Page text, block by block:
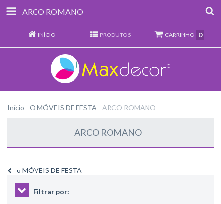
ARCO ROMANO
INÍCIO PRODUTOS CARRINHO 0
Início - O MÓVEIS DE FESTA - ARCO ROMANO
ARCO ROMANO
o MÓVEIS DE FESTA
Filtrar por: